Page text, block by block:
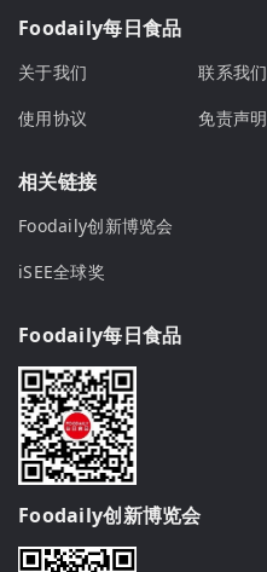
Foodaily每日食品
关于我们 联系我们
使用协议
免责声明
相关链接
Foodaily创新博览会
iSEE全球奖
Foodaily每日食品
Foodaily创新博览会